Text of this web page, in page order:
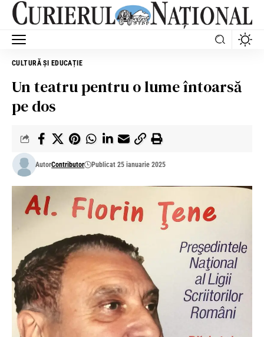
CULTURĂ ȘI EDUCAȚIE
Un teatru pentru o lume întoarsă
pe dos
AutorContributor Publicat 25 ianuarie 2025